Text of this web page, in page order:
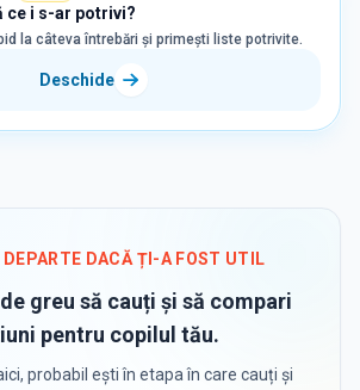
ce i s-ar potrivi?
la câteva întrebări și primești liste potrivite.
Deschide
DACĂ ȚI-A FOST UTIL
greu să cauți și să compari
pentru copilul tău.
probabil ești în etapa în care cauți și